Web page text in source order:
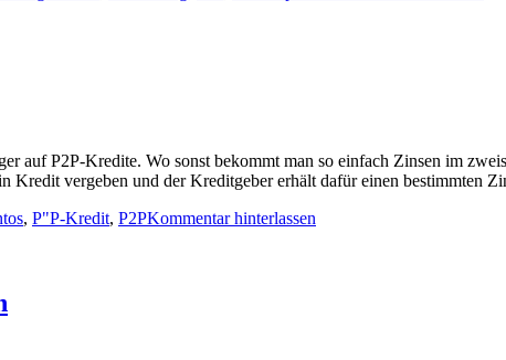
auf P2P-Kredite. Wo sonst bekommt man so einfach Zinsen im
Kredit vergeben und der Kreditgeber erhält dafür einen bestimmten
, P"P-Kredit, P2PKommentar hinterlassen